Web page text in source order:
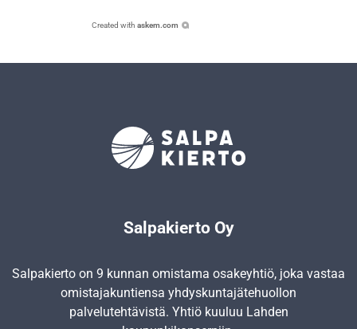
Created with askem.com
Salpakierto Oy
Salpakierto on 9 kunnan omistama osakeyhtiö, joka vastaa
omistajakuntiensa yhdyskunta­jätehuollon
palvelutehtävistä. Yhtiö kuuluu Lahden